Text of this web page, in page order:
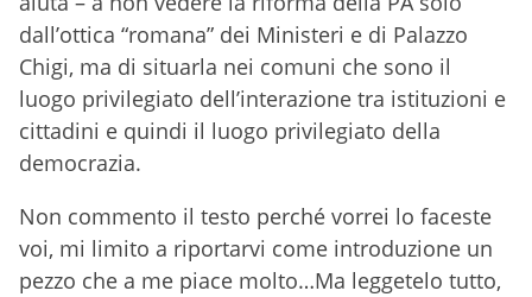
dall’ottica “romana” dei Ministeri e di Palazzo
Chigi, ma di situarla nei comuni che sono il
luogo privilegiato dell’interazione tra istituzioni e
cittadini e quindi il luogo privilegiato della
democrazia.
Non commento il testo perché vorrei lo faceste
voi, mi limito a riportarvi come introduzione un
pezzo che a me piace molto…Ma leggetelo tutto,